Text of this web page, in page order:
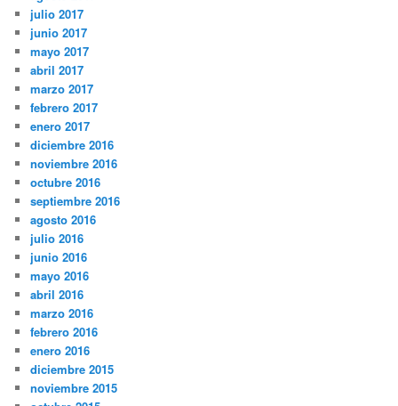
julio 2017
junio 2017
mayo 2017
abril 2017
marzo 2017
febrero 2017
enero 2017
diciembre 2016
noviembre 2016
octubre 2016
septiembre 2016
agosto 2016
julio 2016
junio 2016
mayo 2016
abril 2016
marzo 2016
febrero 2016
enero 2016
diciembre 2015
noviembre 2015